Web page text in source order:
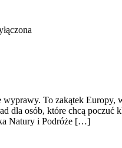
To zakątek
dla osób, które chcą
Natury i Podróże […]